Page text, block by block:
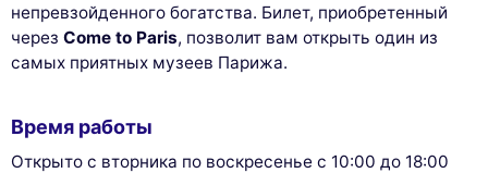
непревзойденного богатства. Билет, приобретенный
через Come to Paris, позволит вам открыть один из
самых приятных музеев Парижа.
Время работы
Открыто с вторника по воскресенье с 10:00 до 18:00